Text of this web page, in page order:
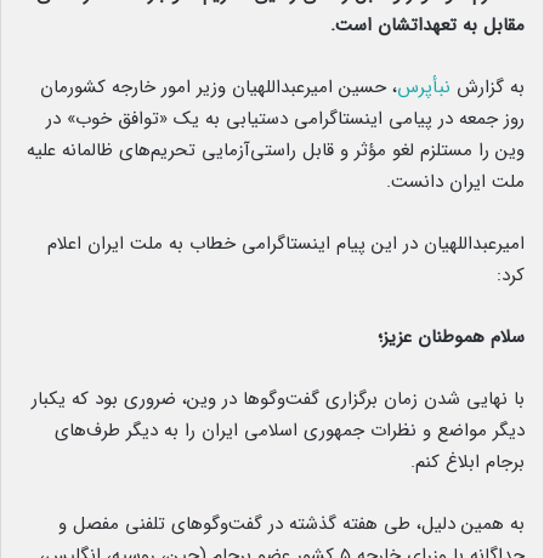
مقابل به تعهداتشان است.
به گزارش نبأپرس،‌ حسین امیرعبداللهیان وزیر امور خارجه کشورمان
روز جمعه در پیامی اینستاگرامی دستیابی به یک «توافق خوب» در
وین را مستلزم لغو مؤثر و قابل راستی‌آزمایی تحریم‌های ظالمانه علیه
ملت ایران دانست.
امیرعبداللهیان در این پیام اینستاگرامی خطاب به ملت ایران اعلام
کرد:
سلام هموطنان عزیز؛
با نهایی شدن زمان برگزاری گفت‌وگوها در وین، ضروری بود که یکبار
دیگر مواضع و نظرات جمهوری اسلامی ایران را به دیگر طرف‌های
برجام ابلاغ کنم.
به همین دلیل، طی هفته گذشته در گفت‌وگوهای تلفنی مفصل و